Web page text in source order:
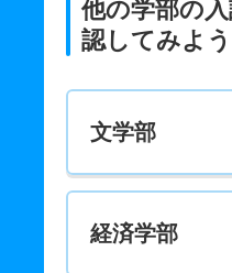
他の学部の
認してみよう
文学部
経済学部